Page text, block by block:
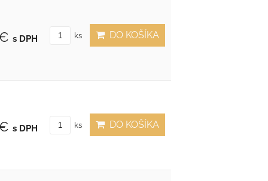
s DPH ks DO KOŠÍKA
s DPH ks DO KOŠÍKA